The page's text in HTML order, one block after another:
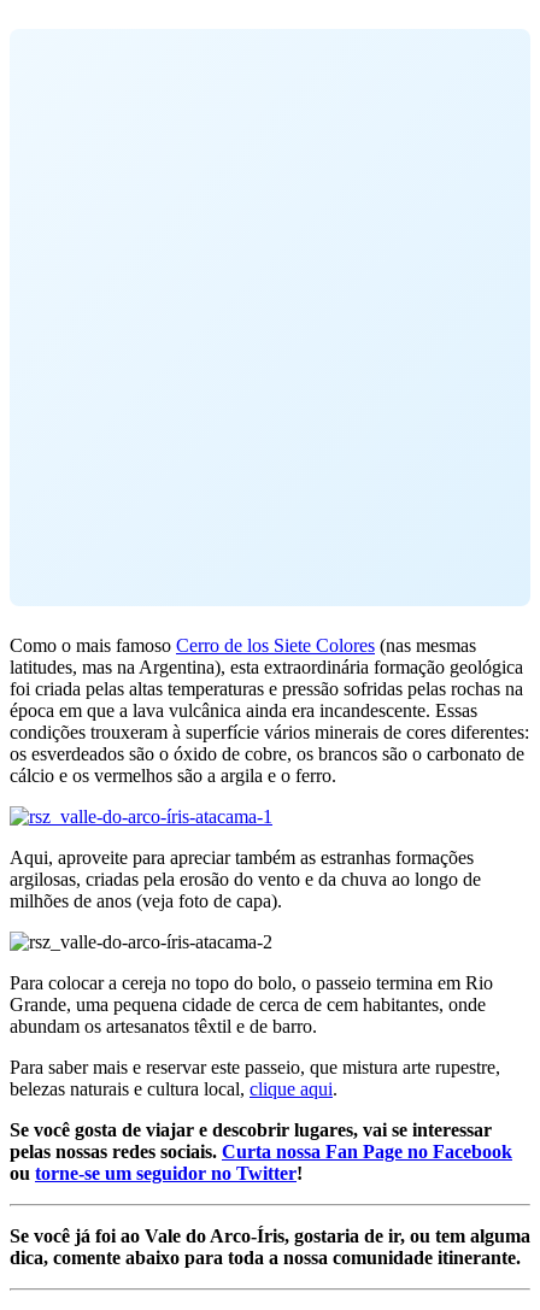
Como o mais famoso Cerro de los Siete Colores (nas mesmas
latitudes, mas na Argentina), esta extraordinária formação geológica
foi criada pelas altas temperaturas e pressão sofridas pelas rochas na
época em que a lava vulcânica ainda era incandescente. Essas
condições trouxeram à superfície vários minerais de cores diferentes:
os esverdeados são o óxido de cobre, os brancos são o carbonato de
cálcio e os vermelhos são a argila e o ferro.
Aqui, aproveite para apreciar também as estranhas formações
argilosas, criadas pela erosão do vento e da chuva ao longo de
milhões de anos (veja foto de capa).
Para colocar a cereja no topo do bolo, o passeio termina em Rio
Grande, uma pequena cidade de cerca de cem habitantes, onde
abundam os artesanatos têxtil e de barro.
Para saber mais e reservar este passeio, que mistura arte rupestre,
belezas naturais e cultura local, clique aqui.
Se você gosta de viajar e descobrir lugares, vai se interessar
pelas nossas redes sociais. Curta nossa Fan Page no Facebook
ou torne-se um seguidor no Twitter!
Se você já foi ao Vale do Arco-Íris, gostaria de ir, ou tem alguma
dica, comente abaixo para toda a nossa comunidade itinerante.